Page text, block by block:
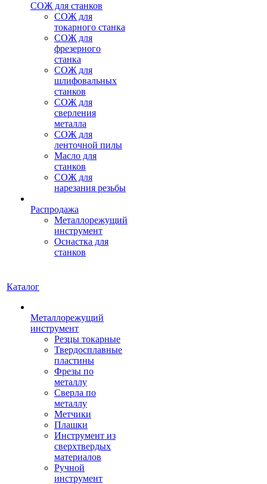
СОЖ для станков
СОЖ для
токарного станка
СОЖ для
фрезерного
станка
СОЖ для
шлифовальных
станков
СОЖ для
сверления
металла
СОЖ для
ленточной пилы
Масло для
станков
СОЖ для
нарезания резьбы
Распродажа
Металлорежущий
инструмент
Оснастка для
станков
Каталог
Металлорежущий
инструмент
Резцы токарные
Твердосплавные
пластины
Фрезы по
металлу
Сверла по
металлу
Метчики
Плашки
Инструмент из
сверхтвердых
материалов
Ручной
инструмент